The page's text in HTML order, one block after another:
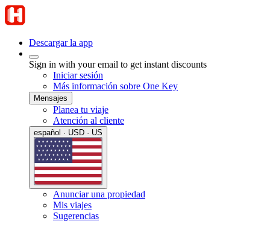
Descargar la app
Sign in with your email to get instant discounts
Iniciar sesión
Más información sobre One Key
Mensajes
Planea tu viaje
Atención al cliente
español · USD · US
Anunciar una propiedad
Mis viajes
Sugerencias